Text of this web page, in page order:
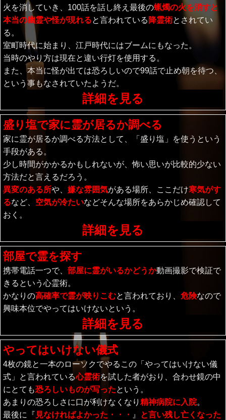
火を消していき、100話を話し終え最後の蝋燭の火を消すと
本当の幽霊や怪が現れると言われている 降霊術とされてい
る。
室町時代に始まり、江戸時代にはブームにもなった。
当時のやり方は現在と違い行灯を使用する。
また、本当に怪が出ては恐ろしいので99話で止め朝を待つ、
という事もなされていたようだ。
詳細を見る
盛り塩で家に霊が居るか調べる
家に霊が居るか調べる方法として、「盛り塩」を使うという
手段がある。
少し時間がかかるかもしれないが、怖い思いが比較的少ない
方法だと言えるだろう。
異変のある所や、 嫌な雰囲気がある場所、ここだけ寒気がす
るなど、 空気が冷たいなどそんな場所をあらかじめ確認して
おく。
詳細を見る
部屋で霊を探す
携帯電話一つで、 部屋に霊がいるかどうか動画撮影で検証で
きるという心霊術。
かなりの高確率で霊が映りこむと言われており、 危険なので
興味本位でやってはいけないという。
詳細を見る
やってはいけない儀式
4枚の鏡と一本のローソクでやるこの「やってはいけない儀
式」と言われている心霊術を試した者がおり、合わせ鏡の中
にとても恐ろしいものが写ったという。
あまりの恐ろしさに口が利けなくなり 精神病院に入院。
最後に『 見なければよかった・・・ 』
と言い残し亡くなった